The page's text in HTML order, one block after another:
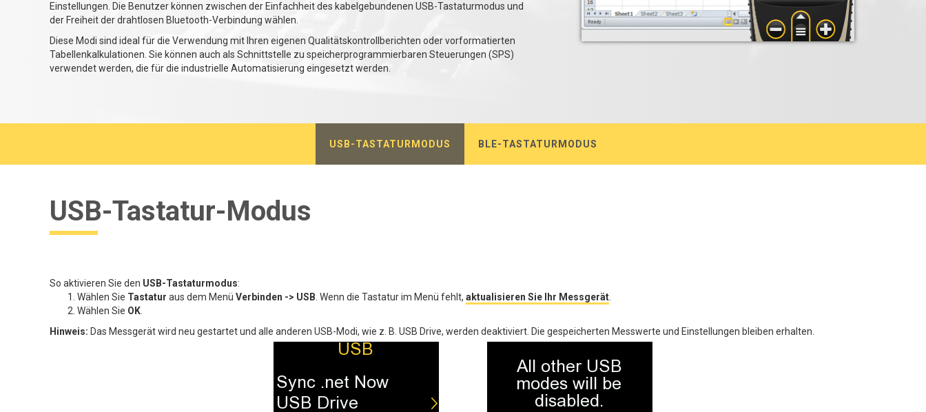
Einstellungen. Die Benutzer können zwischen der Einfachheit des kabelgebundenen USB-Tastaturmodus und
der Freiheit der drahtlosen Bluetooth-Verbindung wählen.
Diese Modi sind ideal für die Verwendung mit Ihren eigenen Qualitätskontrollberichten oder vorformatierten
Tabellenkalkulationen. Sie können auch als Schnittstelle zu speicherprogrammierbaren Steuerungen (SPS)
verwendet werden, die für die industrielle Automatisierung eingesetzt werden.
USB-TASTATURMODUS BLE-TASTATURMODUS
USB-Tastatur-Modus
So aktivieren Sie den USB-Tastaturmodus:
Wählen Sie Tastatur aus dem Menü Verbinden -> USB . Wenn die Tastatur im Menü fehlt, aktualisieren Sie Ihr Messgerät
Wählen Sie OK
Hinweis: Das Messgerät wird neu gestartet und alle anderen USB-Modi, wie z. B. USB Drive, werden deaktiviert. Die gespeicherten Messwerte und Einstellungen bleiben erhalten.